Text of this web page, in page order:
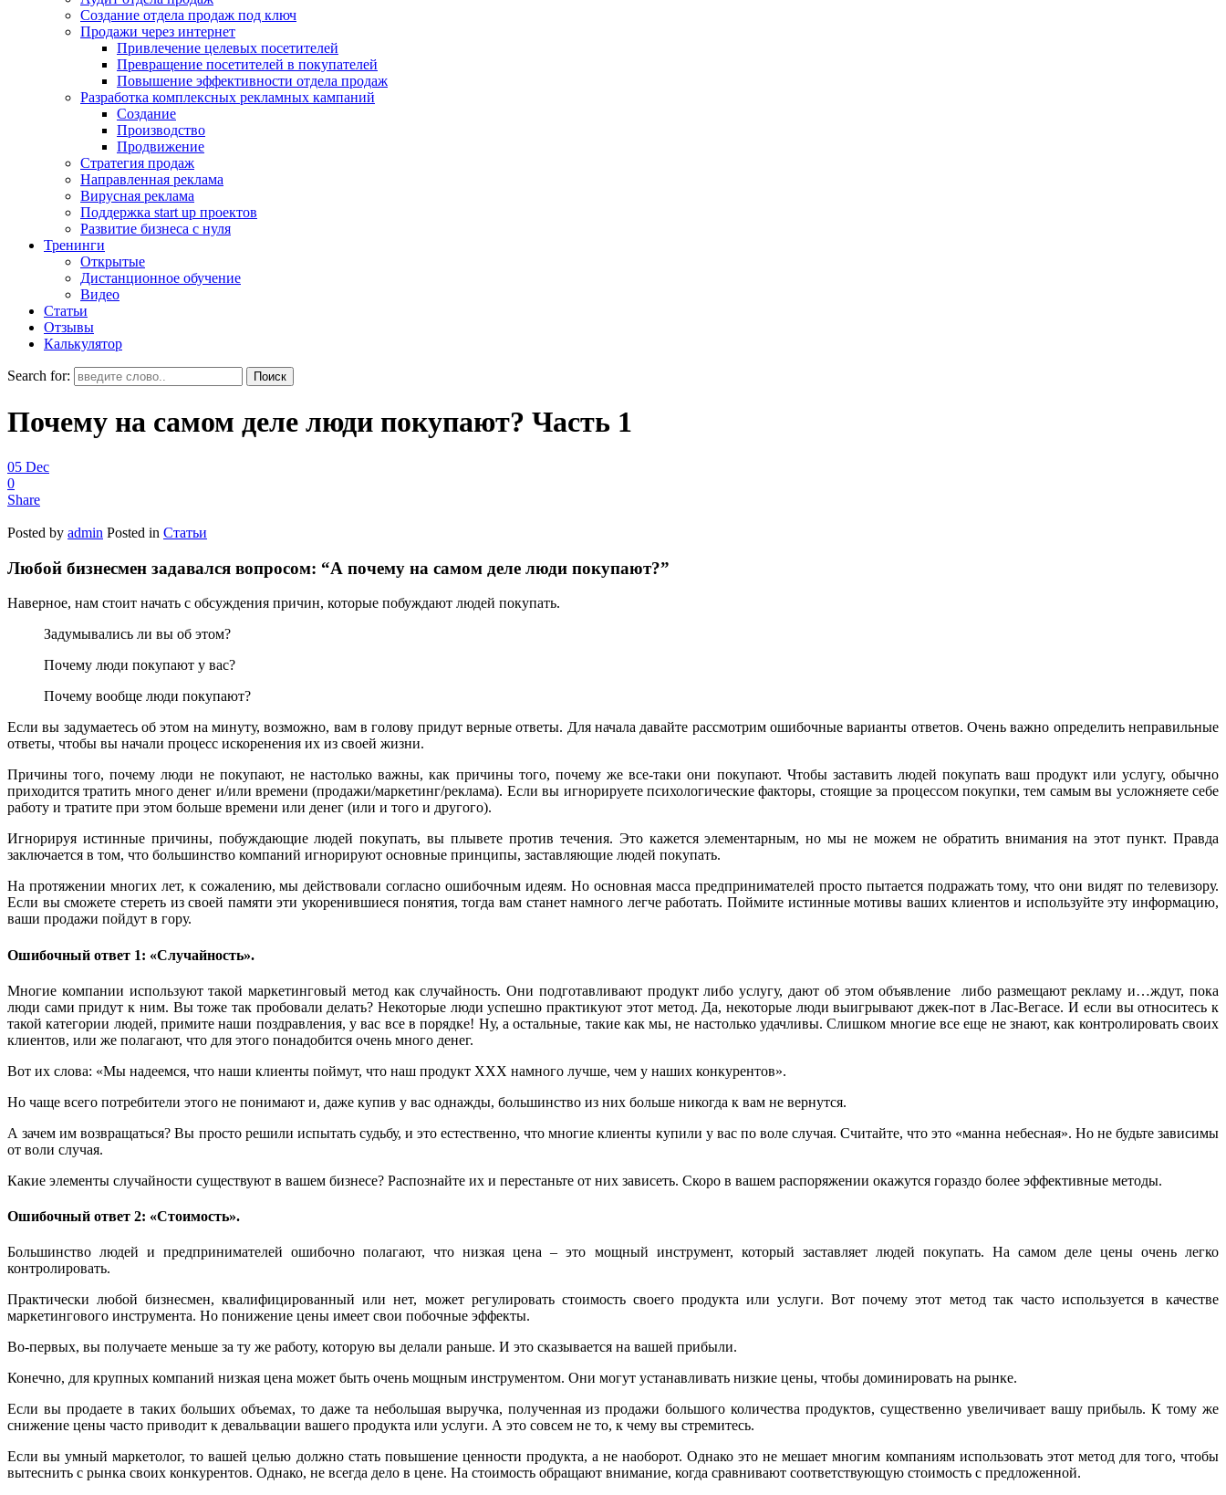
Создание отдела продаж под ключ
Продажи через интернет
Привлечение целевых посетителей
Превращение посетителей в покупателей
Повышение эффективности отдела продаж
Разработка комплексных рекламных кампаний
Создание
Производство
Продвижение
Стратегия продаж
Направленная реклама
Вирусная реклама
Поддержка start up проектов
Развитие бизнеса с нуля
Тренинги
Открытые
Дистанционное обучение
Видео
Статьи
Отзывы
Калькулятор
Search for:
Почему на самом деле люди покупают? Часть 1
05 Dec
0
Share
Posted by admin Posted in Статьи
Любой бизнесмен задавался вопросом: “А почему на самом деле люди покупают?”
Наверное, нам стоит начать с обсуждения причин, которые побуждают людей покупать.
Задумывались ли вы об этом?
Почему люди покупают у вас?
Почему вообще люди покупают?
Если вы задумаетесь об этом на минуту, возможно, вам в голову придут верные ответы. Для начала давайте рассмотрим ошибочные варианты ответов. Очень важно определить неправильные
ответы, чтобы вы начали процесс искоренения их из своей жизни.
Причины того, почему люди не покупают, не настолько важны, как причины того, почему же все-таки они покупают. Чтобы заставить людей покупать ваш продукт или услугу, обычно
приходится тратить много денег и/или времени (продажи/маркетинг/реклама). Если вы игнорируете психологические факторы, стоящие за процессом покупки, тем самым вы усложняете себе
работу и тратите при этом больше времени или денег (или и того и другого).
Игнорируя истинные причины, побуждающие людей покупать, вы плывете против течения. Это кажется элементарным, но мы не можем не обратить внимания на этот пункт. Правда
заключается в том, что большинство компаний игнорируют основные принципы, заставляющие людей покупать.
На протяжении многих лет, к сожалению, мы действовали согласно ошибочным идеям. Но основная масса предпринимателей просто пытается подражать тому, что они видят по телевизору.
Если вы сможете стереть из своей памяти эти укоренившиеся понятия, тогда вам станет намного легче работать. Поймите истинные мотивы ваших клиентов и используйте эту информацию,
ваши продажи пойдут в гору.
Ошибочный ответ 1: «Случайность».
Многие компании используют такой маркетинговый метод как случайность. Они подготавливают продукт либо услугу, дают об этом объявление либо размещают рекламу и…ждут, пока
люди сами придут к ним. Вы тоже так пробовали делать? Некоторые люди успешно практикуют этот метод. Да, некоторые люди выигрывают джек-пот в Лас-Вегасе. И если вы относитесь к
такой категории людей, примите наши поздравления, у вас все в порядке! Ну, а остальные, такие как мы, не настолько удачливы. Слишком многие все еще не знают, как контролировать своих
клиентов, или же полагают, что для этого понадобится очень много денег.
Вот их слова: «Мы надеемся, что наши клиенты поймут, что наш продукт ХХХ намного лучше, чем у наших конкурентов».
Но чаще всего потребители этого не понимают и, даже купив у вас однажды, большинство из них больше никогда к вам не вернутся.
А зачем им возвращаться? Вы просто решили испытать судьбу, и это естественно, что многие клиенты купили у вас по воле случая. Считайте, что это «манна небесная». Но не будьте зависимы
от воли случая.
Какие элементы случайности существуют в вашем бизнесе? Распознайте их и перестаньте от них зависеть. Скоро в вашем распоряжении окажутся гораздо более эффективные методы.
Ошибочный ответ 2: «Стоимость».
Большинство людей и предпринимателей ошибочно полагают, что низкая цена – это мощный инструмент, который заставляет людей покупать. На самом деле цены очень легко
контролировать.
Практически любой бизнесмен, квалифицированный или нет, может регулировать стоимость своего продукта или услуги. Вот почему этот метод так часто используется в качестве
маркетингового инструмента. Но понижение цены имеет свои побочные эффекты.
Во-первых, вы получаете меньше за ту же работу, которую вы делали раньше. И это сказывается на вашей прибыли.
Конечно, для крупных компаний низкая цена может быть очень мощным инструментом. Они могут устанавливать низкие цены, чтобы доминировать на рынке.
Если вы продаете в таких больших объемах, то даже та небольшая выручка, полученная из продажи большого количества продуктов, существенно увеличивает вашу прибыль. К тому же
снижение цены часто приводит к девальвации вашего продукта или услуги. А это совсем не то, к чему вы стремитесь.
Если вы умный маркетолог, то вашей целью должно стать повышение ценности продукта, а не наоборот. Однако это не мешает многим компаниям использовать этот метод для того, чтобы
вытеснить с рынка своих конкурентов. Однако, не всегда дело в цене. На стоимость обращают внимание, когда сравнивают соответствующую стоимость с предложенной.